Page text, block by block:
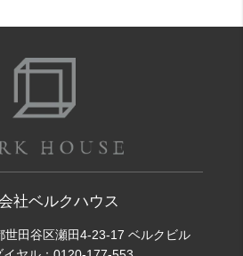
社ベルクハウス
世田谷区瀬田4-23-17 ベルクビル